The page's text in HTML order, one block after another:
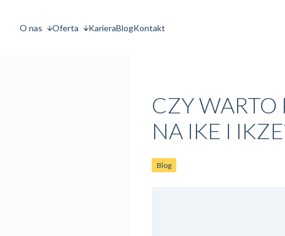
O nas Oferta KarieraBlogKontakt
CZY WARTO
NA IKE I
Blog